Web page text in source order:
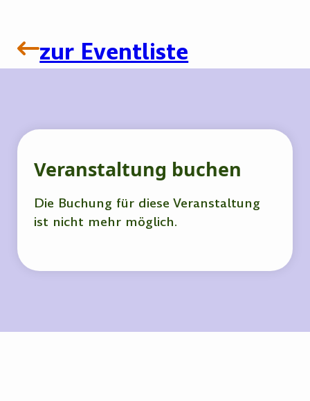
zur Eventliste
Veranstaltung buchen
Die Buchung für diese Veranstaltung
ist nicht mehr möglich.